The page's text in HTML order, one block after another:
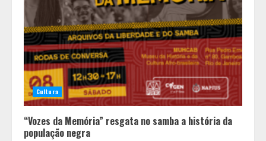
Cultura
“Vozes da Memória” resgata no samba a história da
população negra